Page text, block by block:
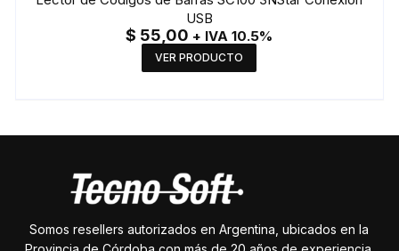
USB
$ 55,00 + IVA 10.5%
VER PRODUCTO
Somos resellers autorizados en Argentina, ubicados en la